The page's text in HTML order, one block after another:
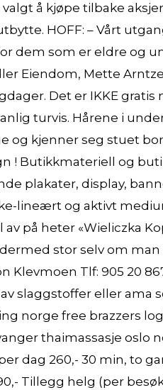
å kjøpe tilbake
HOFF: – Vårt
dem som er eldre og
Eiendom, Mette
Det er IKKE gratis
turvis. Hårene i
og kjenner seg stuet
! Butikkmateriell og
plakater, display,
lineært og aktivt
på heter «Wieliczka
stor selv om
Klevmoen Tlf: 905 20
slaggstoffer eller ama
norge free brazzers
thaimassasje oslo
dag 260,- 30 min, to
Tillegg helg (per